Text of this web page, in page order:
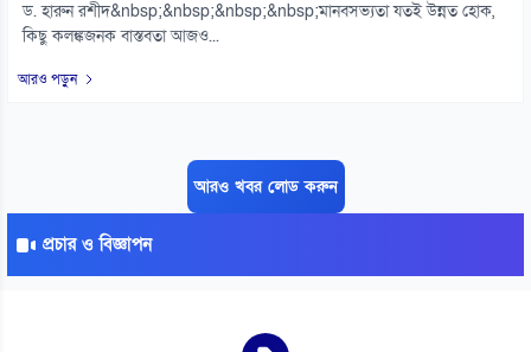
ড. হারুন রশীদ&nbsp;&nbsp;&nbsp;&nbsp;মানবসভ্যতা যতই উন্নত হোক,
কিছু কলঙ্কজনক বাস্তবতা আজও...
আরও পড়ুন
আরও খবর লোড করুন
প্রচার ও বিজ্ঞাপন